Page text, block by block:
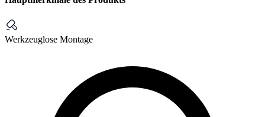
Werkzeuglose Montage